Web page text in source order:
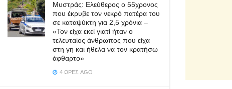
Μυστράς: Ελεύθερος ο 55χρονος
που έκρυβε τον νεκρό πατέρα του
σε καταψύκτη για 2,5 χρόνια –
«Τον είχα εκεί γιατί ήταν ο
τελευταίος άνθρωπος που είχα
στη γη και ήθελα να τον κρατήσω
άφθαρτο»
4 ΏΡΕΣ AGO